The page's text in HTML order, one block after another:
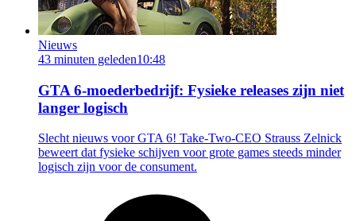
Nieuws
43 minuten geleden10:48
GTA 6-moederbedrijf: Fysieke releases zijn niet
langer logisch
Slecht nieuws voor GTA 6! Take-Two-CEO Strauss Zelnick
beweert dat fysieke schijven voor grote games steeds minder
logisch zijn voor de consument.